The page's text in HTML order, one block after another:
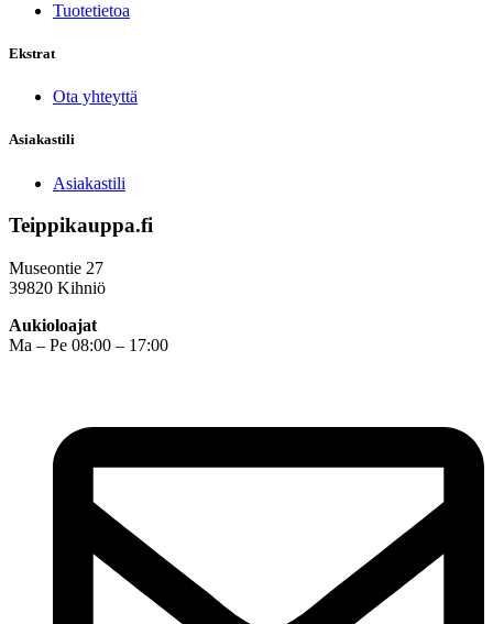
Tuotetietoa
Ekstrat
Ota yhteyttä
Asiakastili
Asiakastili
Teippikauppa.fi
Museontie 27
39820 Kihniö
Aukioloajat
Ma – Pe 08:00 – 17:00